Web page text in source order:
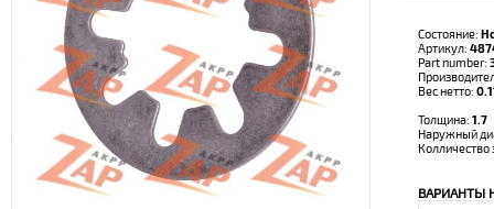
Состояние:
Артикул:
Part number:
Вес нетто:
Толщина: 1.7
Наружный
Колличество
ВАРИАНТЫ